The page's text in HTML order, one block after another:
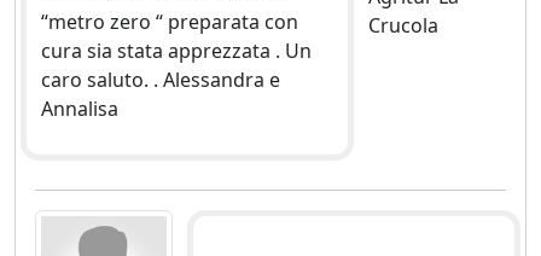
“metro zero “ preparata con
cura sia stata apprezzata . Un
caro saluto. . Alessandra e
Annalisa
Crucola